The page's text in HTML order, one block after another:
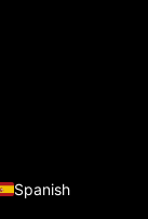
Spanish